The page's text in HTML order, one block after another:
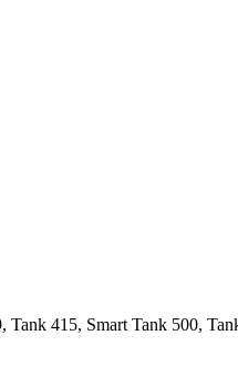
415, Smart Tank 500,